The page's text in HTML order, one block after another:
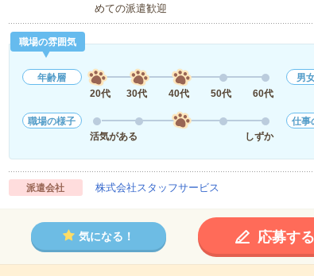
めての派遣歓迎
職場の雰囲気
年齢層
20代
30代 40代 50代 60代
男
職場の様子
活気がある
しずか
仕事
派遣会社 株式会社スタッフサービス
気になる！ 応募する